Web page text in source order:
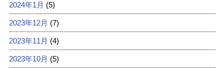
2024年1月 (5)
2023年12月 (7)
2023年11月 (4)
2023年10月 (5)